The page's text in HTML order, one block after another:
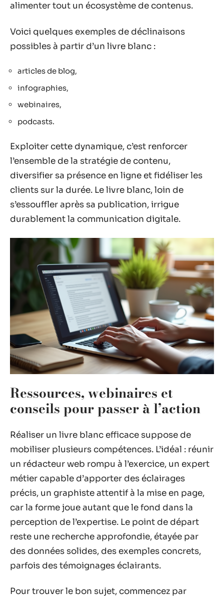
alimenter tout un écosystème de contenus.
Voici quelques exemples de déclinaisons
possibles à partir d’un livre blanc :
articles de blog,
infographies,
webinaires,
podcasts.
Exploiter cette dynamique, c’est renforcer
l’ensemble de la stratégie de contenu,
diversifier sa présence en ligne et fidéliser les
clients sur la durée. Le livre blanc, loin de
s’essouffler après sa publication, irrigue
durablement la communication digitale.
Ressources, webinaires et
conseils pour passer à l’action
Réaliser un livre blanc efficace suppose de
mobiliser plusieurs compétences. L’idéal : réunir
un rédacteur web rompu à l’exercice, un expert
métier capable d’apporter des éclairages
précis, un graphiste attentif à la mise en page,
car la forme joue autant que le fond dans la
perception de l’expertise. Le point de départ
reste une recherche approfondie, étayée par
des données solides, des exemples concrets,
parfois des témoignages éclairants.
Pour trouver le bon sujet, commencez par